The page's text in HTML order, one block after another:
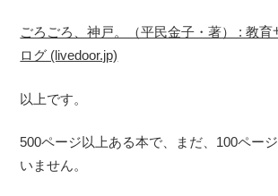
ごろごろ、神戸。（平民金子・著） : 教
ログ (livedoor.jp)
以上です。
500ページ以上ある本で、まだ、100ペー
いません。